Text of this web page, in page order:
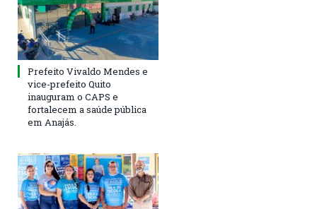
Prefeito Vivaldo Mendes e
vice-prefeito Quito
inauguram o CAPS e
fortalecem a saúde pública
em Anajás.